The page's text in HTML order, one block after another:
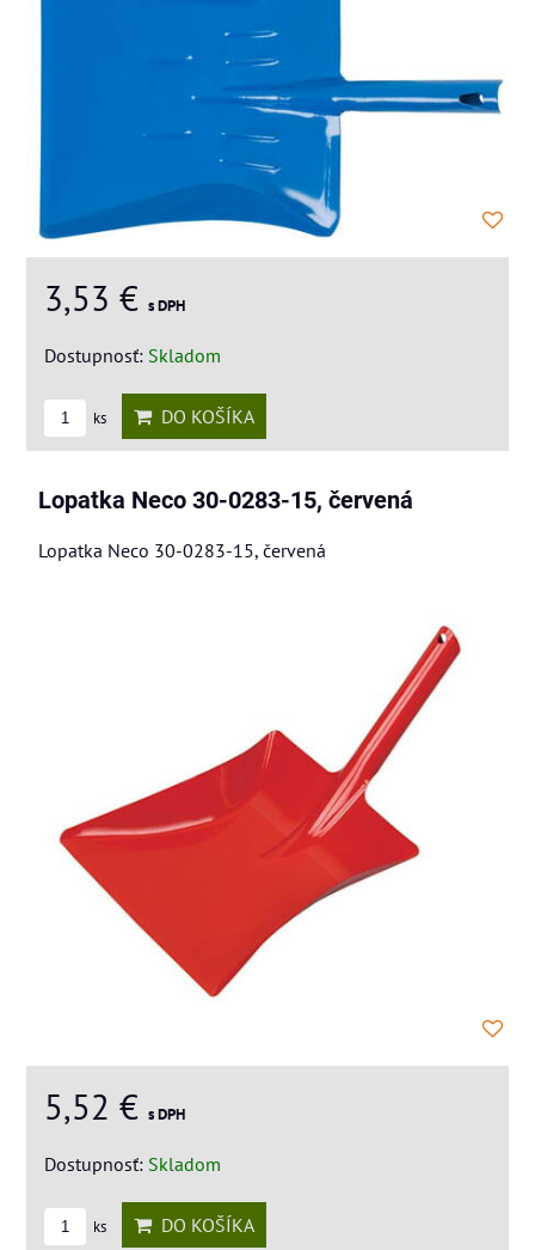
3,53 € s DPH
Dostupnosť: Skladom
ks DO KOŠÍKA
Lopatka Neco 30-0283-15, červená
Lopatka Neco 30-0283-15, červená
5,52 € s DPH
Dostupnosť: Skladom
ks DO KOŠÍKA